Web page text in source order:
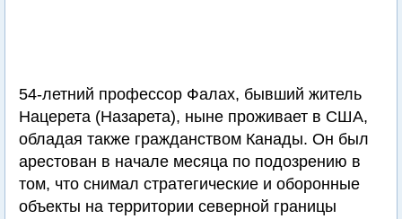
54-летний профессор Фалах, бывший житель
Нацерета (Назарета), ныне проживает в США,
обладая также гражданством Канады. Он был
арестован в начале месяца по подозрению в
том, что снимал стратегические и оборонные
объекты на территории северной границы